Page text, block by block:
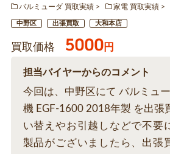
バルミューダ 買取実績
家電 買取実績
中野区 出張買取 大和本店
買取価格 5000円
担当バイヤーからのコメント
今回は、中野区にて バルミュ
機 EGF-1600 2018年製 を出張
い替えやお引越しなどで不要
製品がございましたら、出張